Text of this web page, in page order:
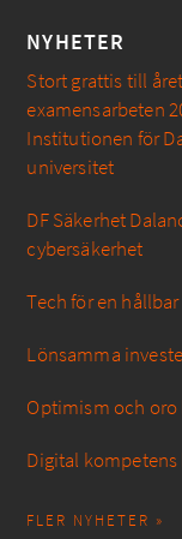
NYHETER
Stort grattis till
examensarbeten
Institutionen för
universitet
DF Säkerhet
cybersäkerhet
Tech för en
Lönsamma
Optimism och oro
Digital
FLER NYHETER »